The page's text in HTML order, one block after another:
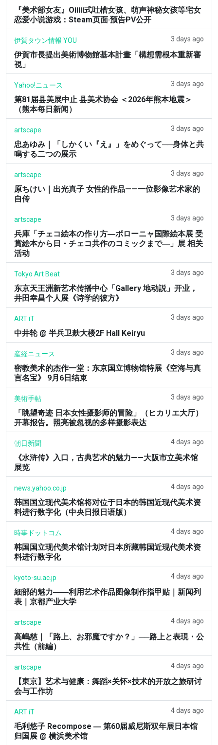
『美术部女友』Oiiiii式吐槽女孩、萌声神秘女孩等宅女
恋爱小说游戏：Steam页面·预告PV公开
伊賀タウン情報 YOU 3 days ago
伊賀市長提出美術博物館基本計畫「構想需根本重新審
視」
Yahoo!ニュース 3 days ago
第81届县美展中止 县美术协会 ＜2026年熊本地震＞
（熊本每日新闻）
artscape 3 days ago
忠あゆみ｜「しかくい『え』」をめぐって──身体と共
鳴する二つの展示
artscape 3 days ago
原ちけい｜出光真子 女性的作品——一位影像艺术家的
自传
artscape 3 days ago
兵庫「チェコ絵本の作り方―ボローニャ国際絵本展 受
賞絵本から日・チェコ共作のコミックまで―」展 相关
活动
Tokyo Art Beat 3 days ago
东京天王洲新艺术传播中心「Gallery 地动説」开业，
井田幸昌个人展《诗学的彼方》
ART iT 3 days ago
中井轮 @ 半兵卫麸大楼2F Hall Keiryu
産経ニュース 3 days ago
密教美术的杰作一堂：东京国立博物馆特展《空海与真
言名宝》 9月6日结束
美術手帖 3 days ago
「眺望奇迹 日本女性摄影师的冒险」（ヒカリエ大厅）
开幕报告。照亮被忽视的多样摄影表达
朝日新聞 4 days ago
《水浒传》入口，古典艺术的魅力——大阪市立美术馆
展览
news.yahoo.co.jp 4 days ago
韩国国立现代美术馆将对位于日本的韩国近现代美术资
料进行数字化（中央日报日语版）
時事ドットコム 4 days ago
韩国国立现代美术馆计划对日本所藏韩国近现代美术资
料进行数字化
kyoto-su.ac.jp 4 days ago
細部的魅力――利用艺术作品图像制作指甲贴｜新闻列
表｜京都产业大学
artscape 4 days ago
高嶋慈｜「路上、お邪魔ですか？」──路上と表現・公
共性（前編）
artscape 4 days ago
【東京】艺术与健康：舞蹈×关怀×技术的开放之旅研讨
会与工作坊
ART iT 4 days ago
毛利悠子 Recompose ― 第60届威尼斯双年展日本馆
归国展 @ 横浜美术馆